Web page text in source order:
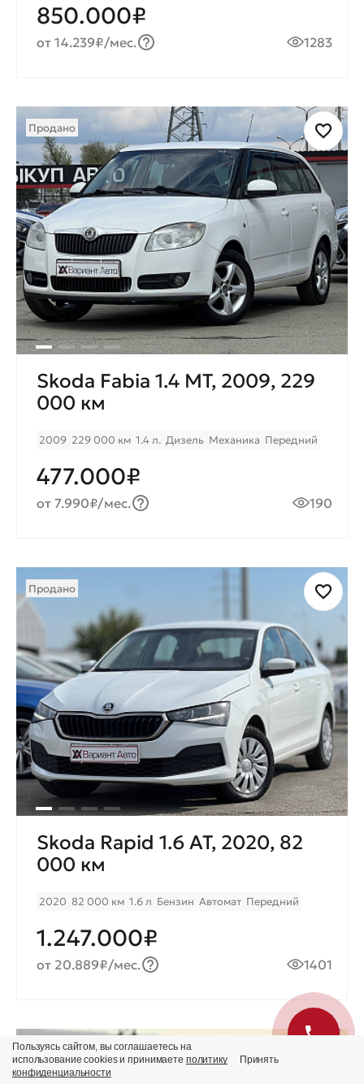
850.000₽
от 14.239₽/мес. 1283
Продано
Skoda Fabia 1.4 MT, 2009, 229
000 км
2009 229 000 км 1.4 л. Дизель Механика Передний
477.000₽
от 7.990₽/мес. 190
Продано
Skoda Rapid 1.6 AT, 2020, 82
000 км
2020 82 000 км 1.6 л Бензин Автомат Передний
1.247.000₽
от 20.889₽/мес. 1401
Продано
Пользуясь сайтом, вы соглашаетесь на
использование cookies и принимаете политику
конфиденциальности
Принять